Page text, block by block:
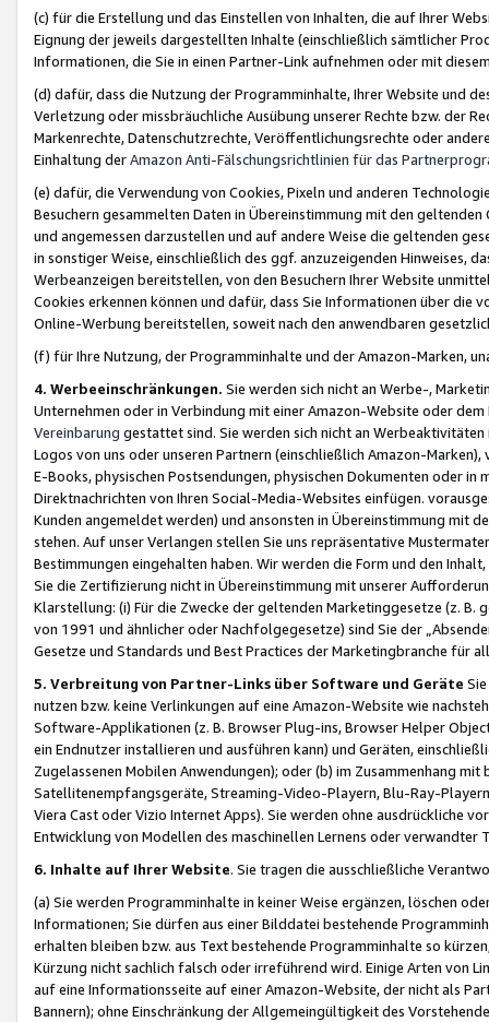
(c) für die Erstellung und das Einstellen von Inhalten, die auf Ihrer
Eignung der jeweils dargestellten Inhalte (einschließlich sämtlicher
Informationen, die Sie in einen Partner-Link aufnehmen oder mit
(d) dafür, dass die Nutzung der Programminhalte, Ihrer Website und
Verletzung oder missbräuchliche Ausübung unserer Rechte bzw. der
Markenrechte, Datenschutzrechte, Veröffentlichungsrechte oder
Einhaltung derAmazon Anti-Fälschungsrichtlinien für das
(e) dafür, die Verwendung von Cookies, Pixeln und anderen
Besuchern gesammelten Daten in Übereinstimmung mit den
und angemessen darzustellen und auf andere Weise die geltenden
in sonstiger Weise, einschließlich des ggf. anzuzeigenden Hinweises,
Werbeanzeigen bereitstellen, von den Besuchern Ihrer Website
Cookies erkennen können und dafür, dass Sie Informationen über die
Online-Werbung bereitstellen, soweit nach den anwendbaren
(f) für Ihre Nutzung, der Programminhalte und der Amazon-Marken,
4. Werbeeinschränkungen. Sie werden sich nicht an Werbe-,
Unternehmen oder in Verbindung mit einer Amazon-Website oder
Vereinbarung gestattet sind. Sie werden sich nicht an
Logos von uns oder unseren Partnern (einschließlich Amazon-
E-Books, physischen Postsendungen, physischen Dokumenten oder in
Direktnachrichten von Ihren Social-Media-Websites einfügen.
Kunden angemeldet werden) und ansonsten in Übereinstimmung mit
stehen. Auf unser Verlangen stellen Sie uns repräsentative
Bestimmungen eingehalten haben. Wir werden die Form und den
Sie die Zertifizierung nicht in Übereinstimmung mit unserer
Klarstellung: (i) Für die Zwecke der geltenden Marketinggesetze (z. B.
von 1991 und ähnlicher oder Nachfolgegesetze) sind Sie der
Gesetze und Standards und Best Practices der Marketingbranche für
5. Verbreitung von Partner-Links über Software und Geräte
nutzen bzw. keine Verlinkungen auf eine Amazon-Website wie
Software-Applikationen (z. B. Browser Plug-ins, Browser Helper
ein Endnutzer installieren und ausführen kann) und Geräten,
Zugelassenen Mobilen Anwendungen); oder (b) im Zusammenhang
Satellitenempfangsgeräte, Streaming-Video-Playern, Blu-Ray-
Viera Cast oder Vizio Internet Apps). Sie werden ohne ausdrückliche
Entwicklung von Modellen des maschinellen Lernens oder
6. Inhalte auf Ihrer Website. Sie tragen die ausschließliche
(a) Sie werden Programminhalte in keiner Weise ergänzen, löschen
Informationen; Sie dürfen aus einer Bilddatei bestehende
erhalten bleiben bzw. aus Text bestehende Programminhalte so
Kürzung nicht sachlich falsch oder irreführend wird. Einige Arten von
auf eine Informationsseite auf einer Amazon-Website, der nicht als
Bannern); ohne Einschränkung der Allgemeingültigkeit des